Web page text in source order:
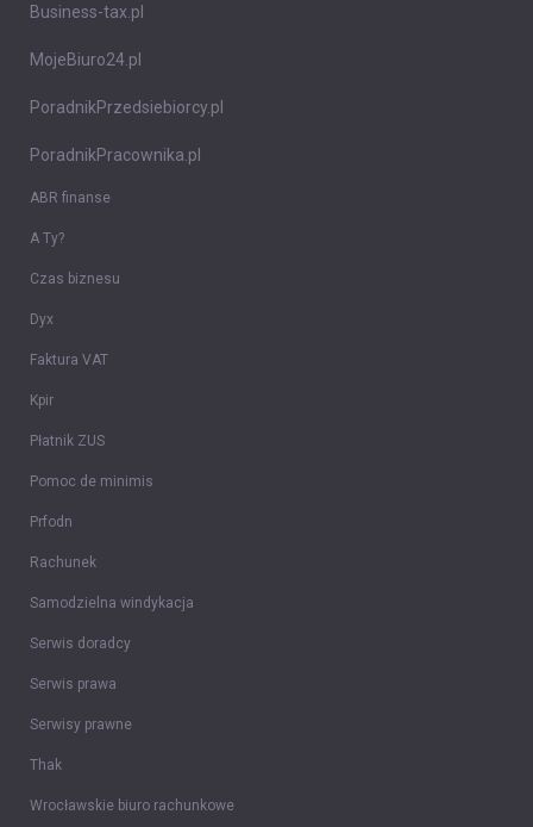
Business-tax.pl
MojeBiuro24.pl
PoradnikPrzedsiebiorcy.pl
PoradnikPracownika.pl
ABR finanse
A Ty?
Czas biznesu
Dyx
Faktura VAT
Kpir
Płatnik ZUS
Pomoc de minimis
Prfodn
Rachunek
Samodzielna windykacja
Serwis doradcy
Serwis prawa
Serwisy prawne
Thak
Wrocławskie biuro rachunkowe